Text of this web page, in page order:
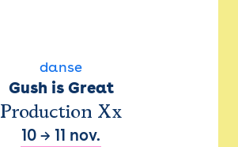
danse
Gush is Great
Production Xx
10 → 11 nov.